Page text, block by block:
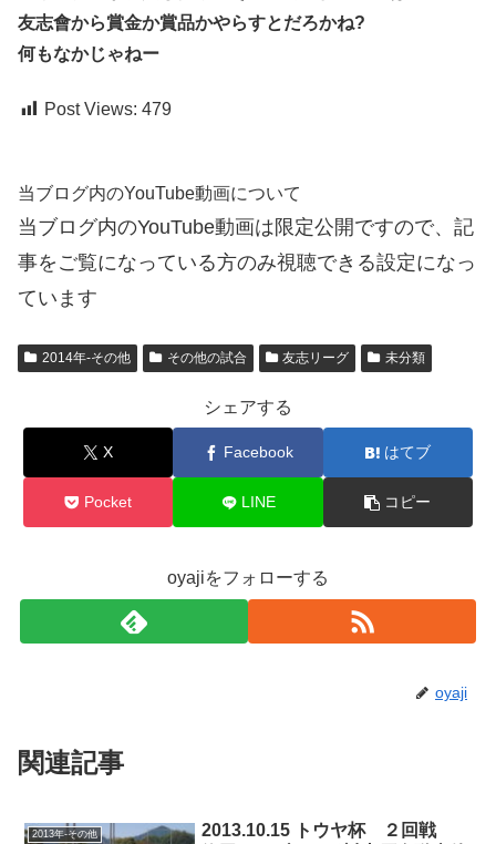
友志會から賞金か賞品かやらすとだろかね?
何もなかじゃねー
Post Views: 479
当ブログ内のYouTube動画について
当ブログ内のYouTube動画は限定公開ですので、記
事をご覧になっている方のみ視聴できる設定になっ
ています
2014年-その他 その他の試合 友志リーグ 未分類
シェアする
X Facebook はてブ
Pocket LINE コピー
oyajiをフォローする
oyaji
関連記事
2013年-その他
2013.10.15 トウヤ杯 ２回戦